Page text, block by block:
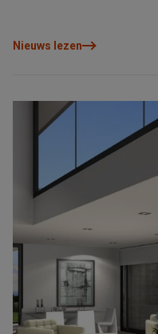
Nieuws lezen